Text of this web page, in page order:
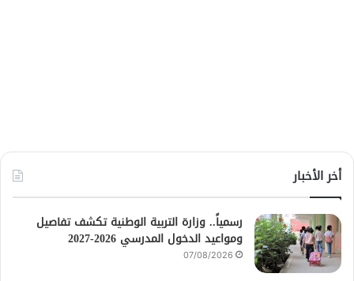
أخر الأخبار
رسمياً.. وزارة التربية الوطنية تكشف تفاصيل
ومواعيد الدخول المدرسي 2026-2027
07/08/2026